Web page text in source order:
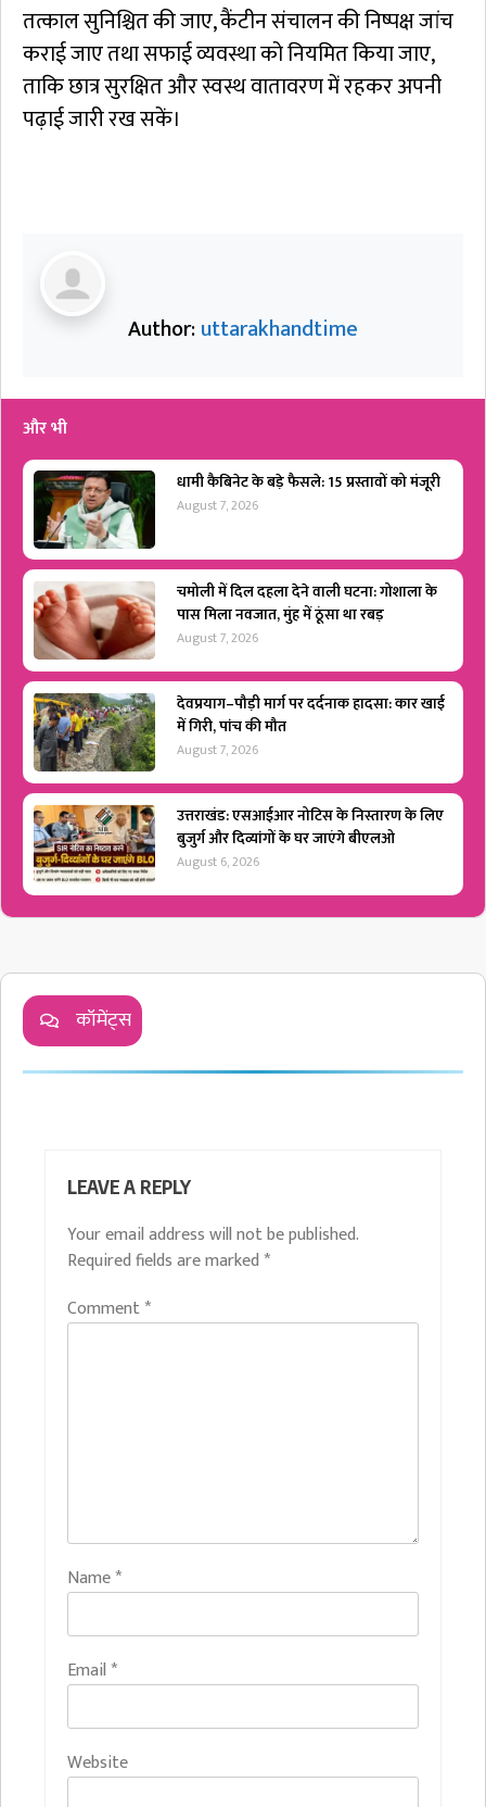
तत्काल सुनिश्चित की जाए, कैंटीन संचालन की निष्पक्ष जांच
कराई जाए तथा सफाई व्यवस्था को नियमित किया जाए,
ताकि छात्र सुरक्षित और स्वस्थ वातावरण में रहकर अपनी
पढ़ाई जारी रख सकें।
Author:uttarakhandtime
और भी
धामी कैबिनेट के बड़े फैसले: 15 प्रस्तावों को मंजूरी
August 7, 2026
चमोली में दिल दहला देने वाली घटना: गोशाला के
पास मिला नवजात, मुंह में ठूंसा था रबड़
August 7, 2026
देवप्रयाग–पौड़ी मार्ग पर दर्दनाक हादसा: कार खाई
में गिरी, पांच की मौत
August 7, 2026
उत्तराखंड: एसआईआर नोटिस के निस्तारण के लिए
बुजुर्ग और दिव्यांगों के घर जाएंगे बीएलओ
August 6, 2026
कॉमेंट्स
LEAVE A REPLY
Your email address will not be published.
Required fields are marked *
Comment*
Name*
Email *
Website